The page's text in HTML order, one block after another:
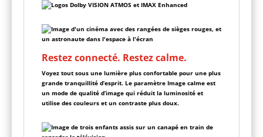
Restez connecté. Restez calme.
Voyez tout sous une lumière plus confortable pour une plus
grande tranquillité d’esprit. Le paramètre Image calme est
un mode de qualité d’image qui réduit la luminosité et
utilise des couleurs et un contraste plus doux.